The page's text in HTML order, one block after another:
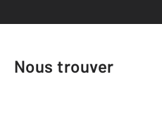
Nous trouver